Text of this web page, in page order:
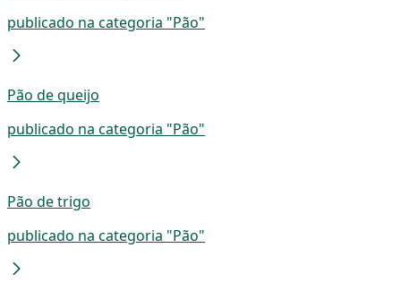
publicado na categoria "Pão"
Pão de queijo
publicado na categoria "Pão"
Pão de trigo
publicado na categoria "Pão"